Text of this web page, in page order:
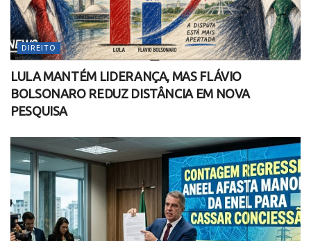
DIREITO
LULA MANTÉM LIDERANÇA, MAS FLÁVIO
BOLSONARO REDUZ DISTÂNCIA EM NOVA
PESQUISA